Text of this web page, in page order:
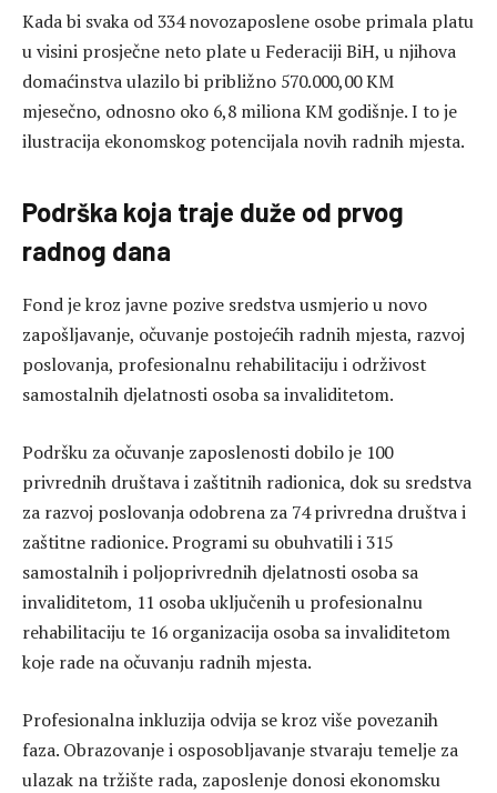
Kada bi svaka od 334 novozaposlene osobe primala platu
u visini prosječne neto plate u Federaciji BiH, u njihova
domaćinstva ulazilo bi približno 570.000,00 KM
mjesečno, odnosno oko 6,8 miliona KM godišnje. I to je
ilustracija ekonomskog potencijala novih radnih mjesta.
Podrška koja traje duže od prvog
radnog dana
Fond je kroz javne pozive sredstva usmjerio u novo
zapošljavanje, očuvanje postojećih radnih mjesta, razvoj
poslovanja, profesionalnu rehabilitaciju i održivost
samostalnih djelatnosti osoba sa invaliditetom.
Podršku za očuvanje zaposlenosti dobilo je 100
privrednih društava i zaštitnih radionica, dok su sredstva
za razvoj poslovanja odobrena za 74 privredna društva i
zaštitne radionice. Programi su obuhvatili i 315
samostalnih i poljoprivrednih djelatnosti osoba sa
invaliditetom, 11 osoba uključenih u profesionalnu
rehabilitaciju te 16 organizacija osoba sa invaliditetom
koje rade na očuvanju radnih mjesta.
Profesionalna inkluzija odvija se kroz više povezanih
faza. Obrazovanje i osposobljavanje stvaraju temelje za
ulazak na tržište rada, zaposlenje donosi ekonomsku